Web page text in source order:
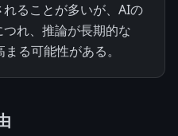
れることが多いが、AIの
れ、推論が長期的な
る可能性がある。